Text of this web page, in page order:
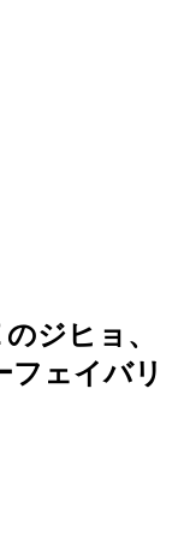
ジヒョ、
フェイバリ